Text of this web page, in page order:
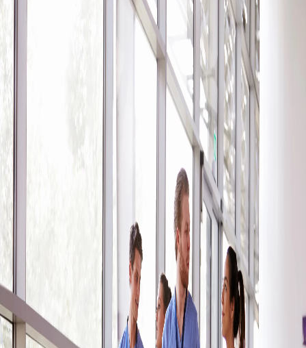
INSCREVA-SE SOLICITE INFORMAÇÕES
LOGIN